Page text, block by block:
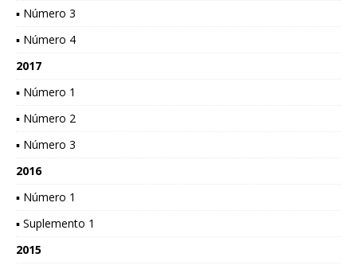
▪ Número 3
▪ Número 4
2017
▪ Número 1
▪ Número 2
▪ Número 3
2016
▪ Número 1
▪ Suplemento 1
2015